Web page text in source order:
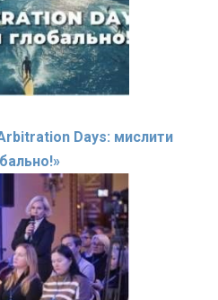
Days: мислити